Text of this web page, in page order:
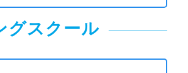
グスクール